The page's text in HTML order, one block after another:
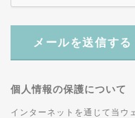
メールを送信する
個人情報の保護について
インターネットを通じて当ウ